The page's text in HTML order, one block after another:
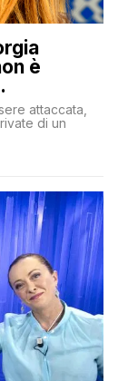
è
attaccata,
di un